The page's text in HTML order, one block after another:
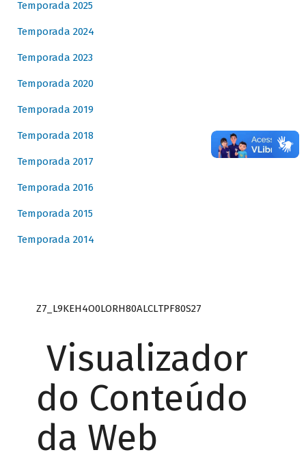
Temporada 2025
Temporada 2024
Temporada 2023
Temporada 2020
Temporada 2019
Temporada 2018
Temporada 2017
Temporada 2016
Temporada 2015
Temporada 2014
Z7_L9KEH4O0LORH80ALCLTPF80S27
Visualizador
do Conteúdo
da Web